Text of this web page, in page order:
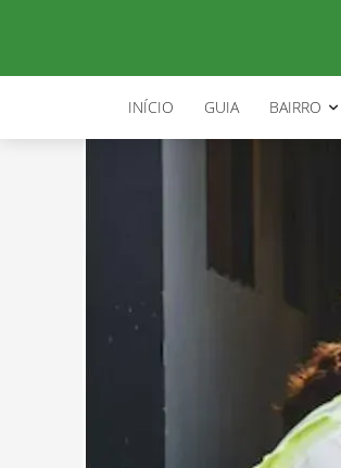
INÍCIO GUIA BAIRRO